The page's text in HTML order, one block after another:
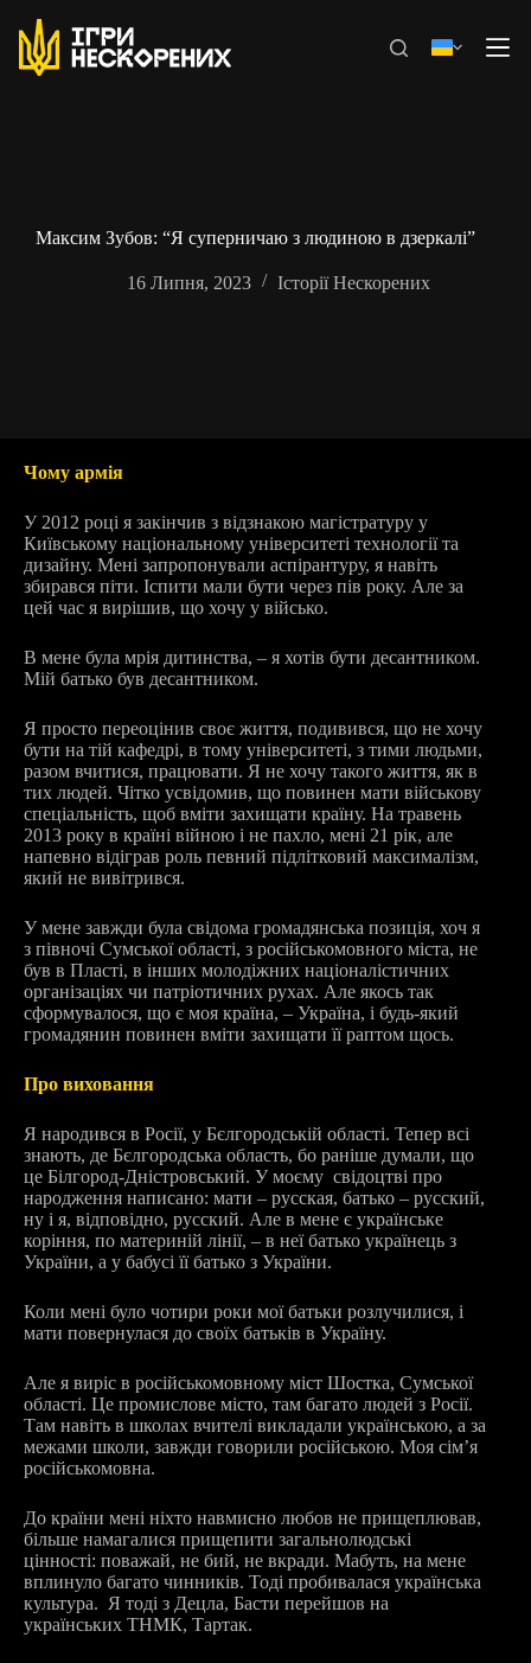
вмісту
Максим Зубов: “Я суперничаю з людиною в дзеркалі”
16 Липня, 2023 Історії Нескорених
Чому армія
У 2012 році я закінчив з відзнакою магістратуру у
Київському національному університеті технології та
дизайну. Мені запропонували аспірантуру, я навіть
збирався піти. Іспити мали бути через пів року. Але за
цей час я вирішив, що хочу у військо.
В мене була мрія дитинства, – я хотів бути десантником.
Мій батько був десантником.
Я просто переоцінив своє життя, подивився, що не хочу
бути на тій кафедрі, в тому університеті, з тими людьми,
разом вчитися, працювати. Я не хочу такого життя, як в
тих людей. Чітко усвідомив, що повинен мати військову
спеціальність, щоб вміти захищати країну. На травень
2013 року в країні війною і не пахло, мені 21 рік, але
напевно відіграв роль певний підлітковий максималізм,
який не вивітрився.
У мене завжди була свідома громадянська позиція, хоч я
з півночі Сумської області, з російськомовного міста, не
був в Пласті, в інших молодіжних націоналістичних
організаціях чи патріотичних рухах. Але якось так
сформувалося, що є моя країна, – Україна, і будь-який
громадянин повинен вміти захищати її раптом щось.
Про виховання
Я народився в Росії, у Бєлгородській області. Тепер всі
знають, де Бєлгородська область, бо раніше думали, що
це Білгород-Дністровський. У моєму свідоцтві про
народження написано: мати – русская, батько – русский,
ну і я, відповідно, русский. Але в мене є українське
коріння, по материній лінії, – в неї батько українець з
України, а у бабусі її батько з України.
Коли мені було чотири роки мої батьки розлучилися, і
мати повернулася до своїх батьків в Україну.
Але я виріс в російськомовному міст Шостка, Сумської
області. Це промислове місто, там багато людей з Росії.
Там навіть в школах вчителі викладали українською, а за
межами школи, завжди говорили російською. Моя сім’я
російськомовна.
До країни мені ніхто навмисно любов не прищеплював,
більше намагалися прищепити загальнолюдські
цінності: поважай, не бий, не вкради. Мабуть, на мене
вплинуло багато чинників. Тоді пробивалася українська
культура. Я тоді з Децла, Басти перейшов на
українських ТНМК, Тартак.